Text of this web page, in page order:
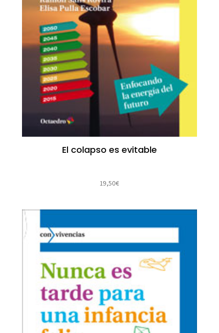
El colapso es evitable
19,50€